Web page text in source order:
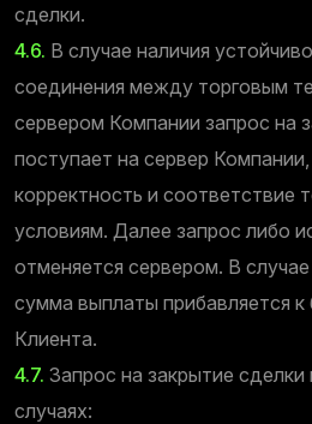
сделки.
4.6. В случае наличия
соединения между торговым
сервером Компании запрос на
поступает на сервер
корректность и соответствие
условиям. Далее запрос либо
отменяется сервером. В
сумма выплаты прибавляется к
Клиента.
4.7. Запрос на закрытие
случаях: